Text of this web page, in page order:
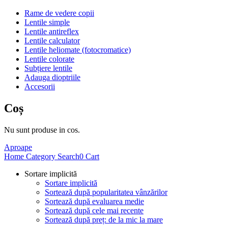
Rame de vedere copii
Lentile simple
Lentile antireflex
Lentile calculator
Lentile heliomate (fotocromatice)
Lentile colorate
Subțiere lentile
Adauga dioptriile
Accesorii
Coș
Nu sunt produse in cos.
Aproape
Home Category Search0 Cart
Sortare implicită
Sortare implicită
Sortează după popularitatea vânzărilor
Sortează după evaluarea medie
Sortează după cele mai recente
Sortează după preț: de la mic la mare